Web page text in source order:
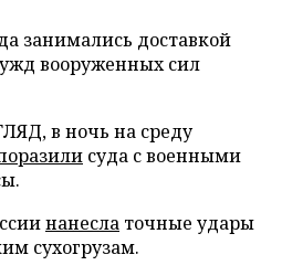
занимались доставкой
вооруженных сил
в ночь на среду
суда с военными
нанесла точные удары
сухогрузам.